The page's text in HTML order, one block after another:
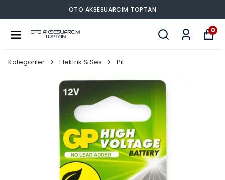
OTO AKSESUARCIM TOPTAN
0
Kategoriler Elektrik & Ses Pil